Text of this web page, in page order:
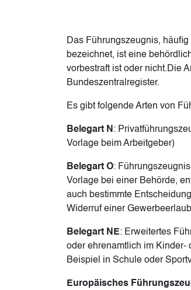
Das Führungszeugnis,
bezeichnet, ist eine
vorbestraft ist oder nicht.Die
Bundeszentralregister.
Es gibt folgende Arten von
Belegart N :
Vorlage beim Arbeitgeber)
Belegart O:
Vorlage bei einer Behörde,
auch bestimmte
Widerruf einer
Belegart NE: Erweitertes
oder ehrenamtlich im Kinder-
Beispiel in Schule oder
Europäisches